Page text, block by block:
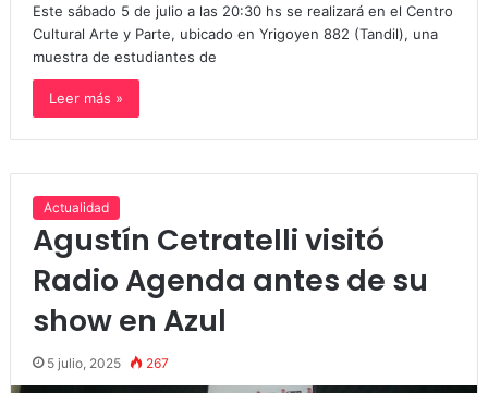
Este sábado 5 de julio a las 20:30 hs se realizará en el Centro
Cultural Arte y Parte, ubicado en Yrigoyen 882 (Tandil), una
muestra de estudiantes de
Leer más »
Actualidad
Agustín Cetratelli visitó
Radio Agenda antes de su
show en Azul
5 julio, 2025 267